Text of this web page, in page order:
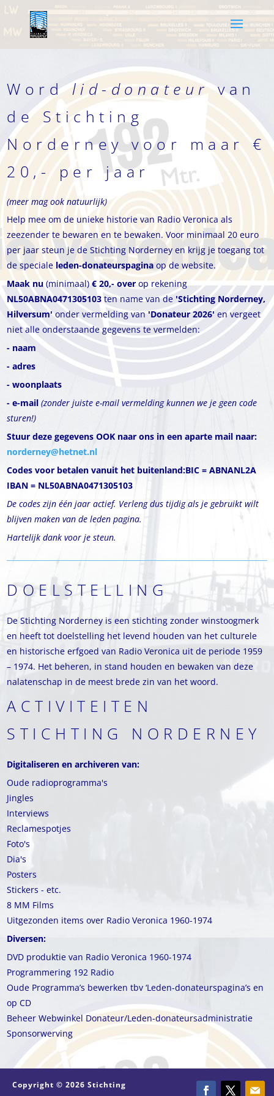
Wordlid-donateurvan
de Stichting
Norderney voor maar €
20,- per jaar
(meer mag ook natuurlijk)
Help mee om de unieke historie van Radio Veronica als
zeezender te bewaren en te bewaken. Voor minimaal 20 euro
per jaar steun je de Stichting Norderney en krijg je toegang tot
de speciale leden-donateurspagina op de website.
Maak nu(minimaal)€ 20,- overop rekening
NL50ABNA0471305103 ten name van de 'Stichting Norderney,
Hilversum'onder vermelding van'Donateur2026' en vergeet
niet alle onderstaande gegevens te vermelden:
- naam
- adres
- woonplaats
- e-mail(zonder juiste e-mail vermelding kunnen we je geen code
sturen!)
Stuur deze gegevens OOK naar ons in een aparte mail naar:
norderney@hetnet.nl
Codes voor betalen vanuit het buitenland:BIC = ABNANL2A
IBAN = NL50ABNA0471305103
De codes zijn één jaar actief. Verleng dus tijdig als je gebruikt wilt
blijven maken van de leden pagina.
Hartelijk dank voor je steun.
DOELSTELLING
De Stichting Norderney is een stichting zonder winstoogmerk
en heeft tot doelstelling het levend houden van het culturele
en historische erfgoed van Radio Veronica uit de periode 1959
– 1974. Het beheren, in stand houden en bewaken van deze
nalatenschap in de meest brede zin van het woord.
ACTIVITEITEN
STICHTING NORDERNEY
Digitaliseren en archiveren van:
Oude radioprogramma's
Jingles
Interviews
Reclamespotjes
Foto's
Dia's
Posters
Stickers - etc.
8 MM Films
Uitgezonden items over Radio Veronica 1960-1974
Diversen:
DVD produktie van Radio Veronica 1960-1974
Programmering 192 Radio
Oude Programma’s bewerken tbv ‘Leden-donateurspagina’s en
op CD
Beheer Webwinkel Donateur/Leden-donateursadministratie
Sponsorwerving
Copyright © 2026 Stichting